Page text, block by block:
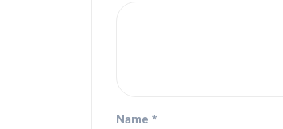
Name *